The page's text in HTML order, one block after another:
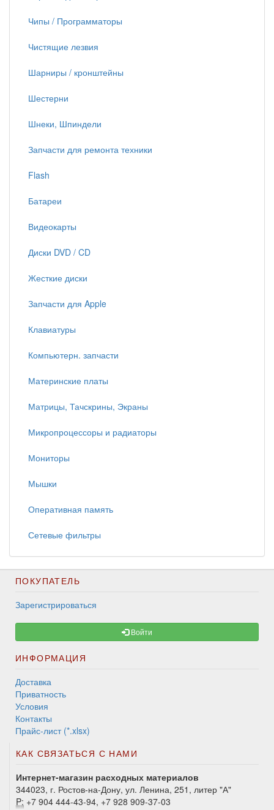
Чипы / Программаторы
Чистящие лезвия
Шарниры / кронштейны
Шестерни
Шнеки, Шпиндели
Запчасти для ремонта техники
Flash
Батареи
Видеокарты
Диски DVD / CD
Жесткие диски
Запчасти для Apple
Клавиатуры
Компьютерн. запчасти
Материнские платы
Матрицы, Тачскрины, Экраны
Микропроцессоры и радиаторы
Мониторы
Мышки
Оперативная память
Сетевые фильтры
ПОКУПАТЕЛЬ
Зарегистрироваться
Войти
ИНФОРМАЦИЯ
Доставка
Приватность
Условия
Контакты
Прайс-лист (*.xlsx)
КАК СВЯЗАТЬСЯ С НАМИ
Интернет-магазин расходных материалов
344023, г. Ростов-на-Дону, ул. Ленина, 251, литер "А"
P: +7 904 444-43-94, +7 928 909-37-03